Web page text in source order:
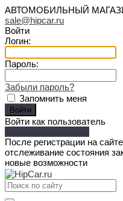
АВТОМОБИЛЬНЫЙ
sale@hipcar.ru
Войти
Логин:
Пароль:
Забыли пароль?
Запомнить меня
Войти как пользователь
После регистрации на
отслеживание состояния
новые возможности